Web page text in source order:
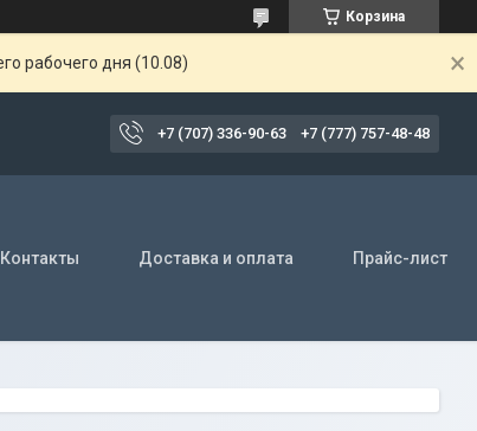
Корзина
рабочего дня (10.08)
+7 (707) 336-90-63 +7 (777) 757-48-48
Контакты Доставка и оплата Прайс-лист